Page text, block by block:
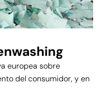
europea sobre
del consumidor, y en